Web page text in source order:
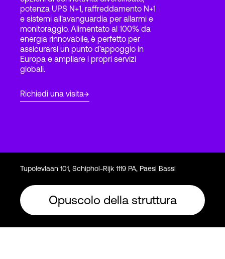
Accesso
potenza UPS N+1, raffreddamento N+1
e sistemi all'avanguardia per allarmi e
monitoraggio. Alimentato al 100% da
energia rinnovabile, è perfetto per
assicurarsi un punto d'appoggio in
Europa e ampliare i propri servizi
globali.
Richiedi una visita
Tupolevlaan 101, Schiphol-Rijk 1119 PA, Paesi Bassi
Opuscolo della struttura